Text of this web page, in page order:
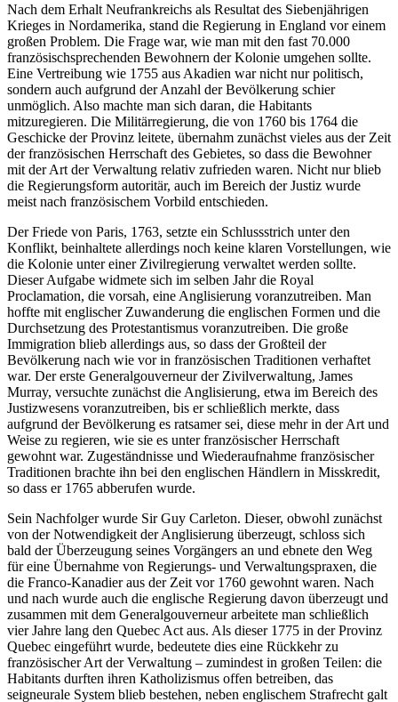
Nach dem Erhalt Neufrankreichs als Resultat des Siebenjährigen
Krieges in Nordamerika, stand die Regierung in England vor einem
großen Problem. Die Frage war, wie man mit den fast 70.000
französischsprechenden Bewohnern der Kolonie umgehen sollte.
Eine Vertreibung wie 1755 aus Akadien war nicht nur politisch,
sondern auch aufgrund der Anzahl der Bevölkerung schier
unmöglich. Also machte man sich daran, die Habitants
mitzuregieren. Die Militärregierung, die von 1760 bis 1764 die
Geschicke der Provinz leitete, übernahm zunächst vieles aus der Zeit
der französischen Herrschaft des Gebietes, so dass die Bewohner
mit der Art der Verwaltung relativ zufrieden waren. Nicht nur blieb
die Regierungsform autoritär, auch im Bereich der Justiz wurde
meist nach französischem Vorbild entschieden.
Der Friede von Paris, 1763, setzte ein Schlussstrich unter den
Konflikt, beinhaltete allerdings noch keine klaren Vorstellungen, wie
die Kolonie unter einer Zivilregierung verwaltet werden sollte.
Dieser Aufgabe widmete sich im selben Jahr die Royal
Proclamation, die vorsah, eine Anglisierung voranzutreiben. Man
hoffte mit englischer Zuwanderung die englischen Formen und die
Durchsetzung des Protestantismus voranzutreiben. Die große
Immigration blieb allerdings aus, so dass der Großteil der
Bevölkerung nach wie vor in französischen Traditionen verhaftet
war. Der erste Generalgouverneur der Zivilverwaltung, James
Murray, versuchte zunächst die Anglisierung, etwa im Bereich des
Justizwesens voranzutreiben, bis er schließlich merkte, dass
aufgrund der Bevölkerung es ratsamer sei, diese mehr in der Art und
Weise zu regieren, wie sie es unter französischer Herrschaft
gewohnt war. Zugeständnisse und Wiederaufnahme französischer
Traditionen brachte ihn bei den englischen Händlern in Misskredit,
so dass er 1765 abberufen wurde.
Sein Nachfolger wurde Sir Guy Carleton. Dieser, obwohl zunächst
von der Notwendigkeit der Anglisierung überzeugt, schloss sich
bald der Überzeugung seines Vorgängers an und ebnete den Weg
für eine Übernahme von Regierungs- und Verwaltungspraxen, die
die Franco-Kanadier aus der Zeit vor 1760 gewohnt waren. Nach
und nach wurde auch die englische Regierung davon überzeugt und
zusammen mit dem Generalgouverneur arbeitete man schließlich
vier Jahre lang den Quebec Act aus. Als dieser 1775 in der Provinz
Quebec eingeführt wurde, bedeutete dies eine Rückkehr zu
französischer Art der Verwaltung – zumindest in großen Teilen: die
Habitants durften ihren Katholizismus offen betreiben, das
seigneurale System blieb bestehen, neben englischem Strafrecht galt